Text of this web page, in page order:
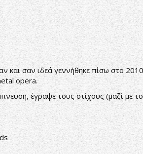
και σαν ιδεά γεννήθηκε πίσω στο
opera.
έγραψε τους στίχους (μαζί με